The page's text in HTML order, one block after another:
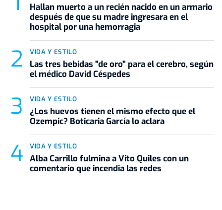
Hallan muerto a un recién nacido en un armario
después de que su madre ingresara en el
hospital por una hemorragia
VIDA Y ESTILO
Las tres bebidas "de oro" para el cerebro, según
el médico David Céspedes
VIDA Y ESTILO
¿Los huevos tienen el mismo efecto que el
Ozempic? Boticaria García lo aclara
VIDA Y ESTILO
Alba Carrillo fulmina a Vito Quiles con un
comentario que incendia las redes